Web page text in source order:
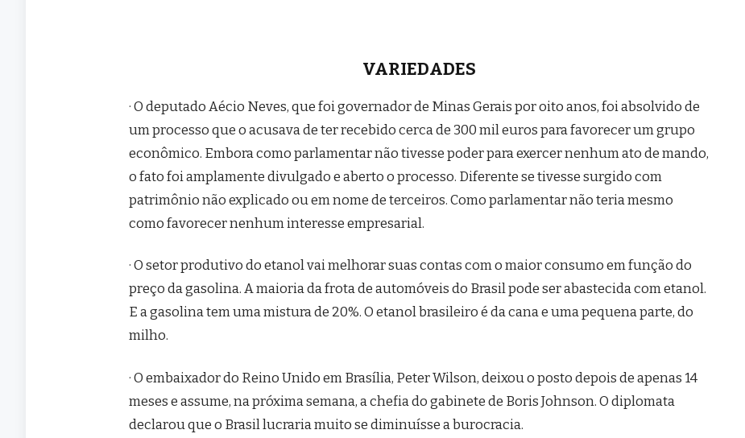
VARIEDADES
· O deputado Aécio Neves, que foi governador de Minas Gerais por oito anos, foi absolvido de
um processo que o acusava de ter recebido cerca de 300 mil euros para favorecer um grupo
econômico. Embora como parlamentar não tivesse poder para exercer nenhum ato de mando,
o fato foi amplamente divulgado e aberto o processo. Diferente se tivesse surgido com
patrimônio não explicado ou em nome de terceiros. Como parlamentar não teria mesmo
como favorecer nenhum interesse empresarial.
· O setor produtivo do etanol vai melhorar suas contas com o maior consumo em função do
preço da gasolina. A maioria da frota de automóveis do Brasil pode ser abastecida com etanol.
E a gasolina tem uma mistura de 20%. O etanol brasileiro é da cana e uma pequena parte, do
milho.
· O embaixador do Reino Unido em Brasília, Peter Wilson, deixou o posto depois de apenas 14
meses e assume, na próxima semana, a chefia do gabinete de Boris Johnson. O diplomata
declarou que o Brasil lucraria muito se diminuísse a burocracia.